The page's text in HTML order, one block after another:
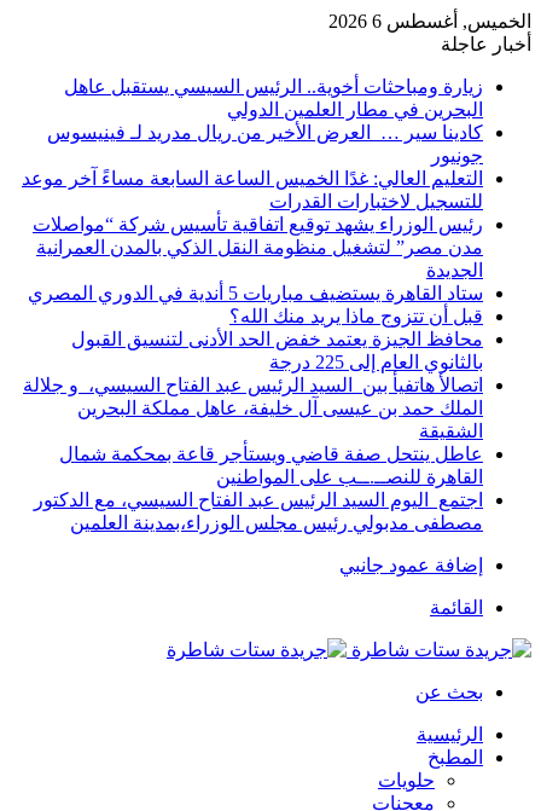
الخميس, أغسطس 6 2026
أخبار عاجلة
زيارة ومباحثات أخوية.. الرئيس السيسي يستقبل عاهل
البحرين في مطار العلمين الدولي
كادينا سير … العرض الأخير من ريال مدريد لـ فينيسوس
جونيور
التعليم العالي: غدًا الخميس الساعة السابعة مساءً آخر موعد
للتسجيل لاختبارات القدرات
رئيس الوزراء يشهد توقيع اتفاقية تأسيس شركة “مواصلات
مدن مصر” لتشغيل منظومة النقل الذكي بالمدن العمرانية
الجديدة
ستاد القاهرة يستضيف مباريات 5 أندية في الدوري المصري
قبل أن تتزوج ماذا يريد منك الله؟
محافظ الجيزة يعتمد خفض الحد الأدنى لتنسيق القبول
بالثانوي العام إلى 225 درجة
اتصالأ هاتفيأ بين السيد الرئيس عبد الفتاح السيسي، و جلالة
الملك حمد بن عيسى آل خليفة، عاهل مملكة البحرين
الشقيقة
عاطل ينتحل صفة قاضي ويستأجر قاعة بمحكمة شمال
القاهرة للنصــ.ــب على المواطنين
اجتمع اليوم السيد الرئيس عبد الفتاح السيسي، مع الدكتور
مصطفى مدبولي رئيس مجلس الوزراء،بمدينة العلمين
إضافة عمود جانبي
القائمة
بحث عن
الرئيسية
المطبخ
حلويات
معجنات